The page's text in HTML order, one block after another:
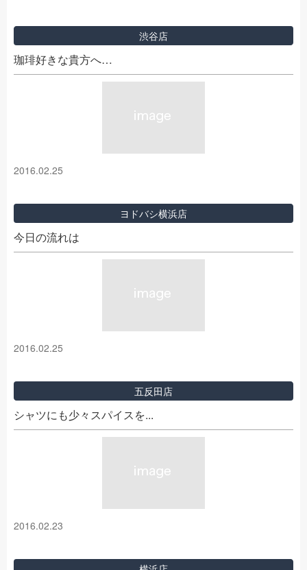
渋谷店
珈琲好きな貴方へ…
2016.02.25
ヨドバシ横浜店
今日の流れは
2016.02.25
五反田店
シャツにも少々スパイスを...
2016.02.23